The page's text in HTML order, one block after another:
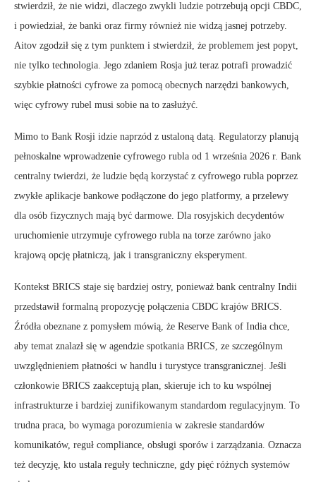
stwierdził, że nie widzi, dlaczego zwykli ludzie potrzebują opcji CBDC,
i powiedział, że banki oraz firmy również nie widzą jasnej potrzeby.
Aitov zgodził się z tym punktem i stwierdził, że problemem jest popyt,
nie tylko technologia. Jego zdaniem Rosja już teraz potrafi prowadzić
szybkie płatności cyfrowe za pomocą obecnych narzędzi bankowych,
więc cyfrowy rubel musi sobie na to zasłużyć.
Mimo to Bank Rosji idzie naprzód z ustaloną datą. Regulatorzy planują
pełnoskalne wprowadzenie cyfrowego rubla od 1 września 2026 r. Bank
centralny twierdzi, że ludzie będą korzystać z cyfrowego rubla poprzez
zwykłe aplikacje bankowe podłączone do jego platformy, a przelewy
dla osób fizycznych mają być darmowe. Dla rosyjskich decydentów
uruchomienie utrzymuje cyfrowego rubla na torze zarówno jako
krajową opcję płatniczą, jak i transgraniczny eksperyment.
Kontekst BRICS staje się bardziej ostry, ponieważ bank centralny Indii
przedstawił formalną propozycję połączenia CBDC krajów BRICS.
Źródła obeznane z pomysłem mówią, że Reserve Bank of India chce,
aby temat znalazł się w agendzie spotkania BRICS, ze szczególnym
uwzględnieniem płatności w handlu i turystyce transgranicznej. Jeśli
członkowie BRICS zaakceptują plan, skieruje ich to ku wspólnej
infrastrukturze i bardziej zunifikowanym standardom regulacyjnym. To
trudna praca, bo wymaga porozumienia w zakresie standardów
komunikatów, reguł compliance, obsługi sporów i zarządzania. Oznacza
też decyzję, kto ustala reguły techniczne, gdy pięć różnych systemów